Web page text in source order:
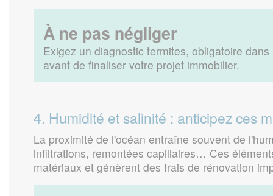
À ne pas négliger
Exigez un diagnostic termites, obligatoire
avant de finaliser votre projet immobilier.
4. Humidité et salinité : anticipez ces
La proximité de l'océan entraîne souvent de
infiltrations, remontées capillaires… Ces
matériaux et génèrent des frais de rénovation